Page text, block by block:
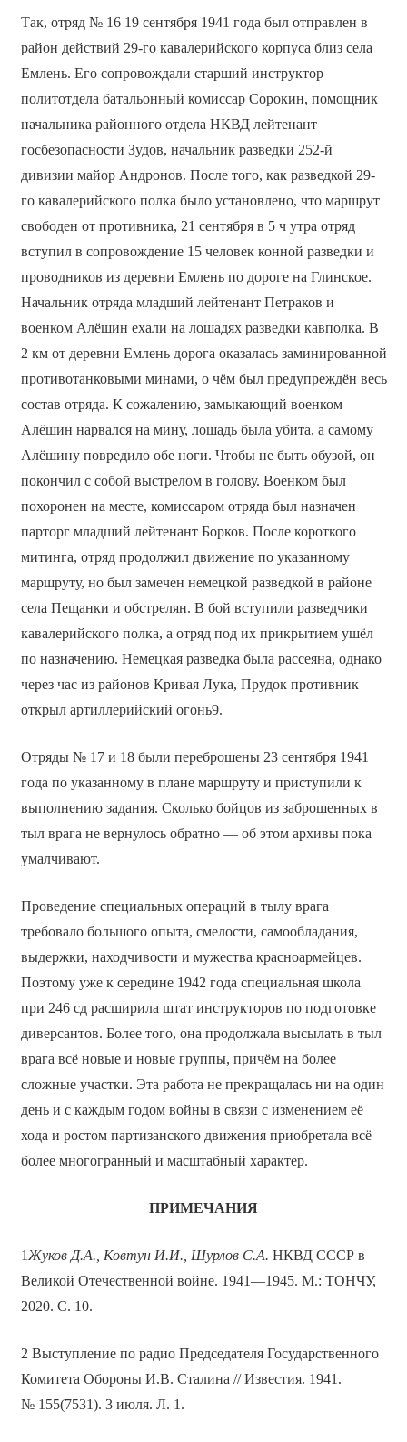
Так, отряд № 16 19 сентября 1941 года был отправлен в
район действий 29-го кавалерийского корпуса близ села
Емлень. Его сопровождали старший инструктор
политотдела батальонный комиссар Сорокин, помощник
начальника районного отдела НКВД лейтенант
госбезопасности Зудов, начальник разведки 252-й
дивизии майор Андронов. После того, как разведкой 29-
го кавалерийского полка было установлено, что маршрут
свободен от противника, 21 сентября в 5 ч утра отряд
вступил в сопровождение 15 человек конной разведки и
проводников из деревни Емлень по дороге на Глинское.
Начальник отряда младший лейтенант Петраков и
военком Алёшин ехали на лошадях разведки кавполка. В
2 км от деревни Емлень дорога оказалась заминированной
противотанковыми минами, о чём был предупреждён весь
состав отряда. К сожалению, замыкающий военком
Алёшин нарвался на мину, лошадь была убита, а самому
Алёшину повредило обе ноги. Чтобы не быть обузой, он
покончил с собой выстрелом в голову. Военком был
похоронен на месте, комиссаром отряда был назначен
парторг младший лейтенант Борков. После короткого
митинга, отряд продолжил движение по указанному
маршруту, но был замечен немецкой разведкой в районе
села Пещанки и обстрелян. В бой вступили разведчики
кавалерийского полка, а отряд под их прикрытием ушёл
по назначению. Немецкая разведка была рассеяна, однако
через час из районов Кривая Лука, Прудок противник
открыл артиллерийский огонь9.
Отряды № 17 и 18 были переброшены 23 сентября 1941
года по указанному в плане маршруту и приступили к
выполнению задания. Сколько бойцов из заброшенных в
тыл врага не вернулось обратно — об этом архивы пока
умалчивают.
Проведение специальных операций в тылу врага
требовало большого опыта, смелости, самообладания,
выдержки, находчивости и мужества красноармейцев.
Поэтому уже к середине 1942 года специальная школа
при 246 сд расширила штат инструкторов по подготовке
диверсантов. Более того, она продолжала высылать в тыл
врага всё новые и новые группы, причём на более
сложные участки. Эта работа не прекращалась ни на один
день и с каждым годом войны в связи с изменением её
хода и ростом партизанского движения приобретала всё
более многогранный и масштабный характер.
ПРИМЕЧАНИЯ
1 Жуков Д.А., Ковтун И.И., Шурлов С.А. НКВД СССР в
Великой Отечественной войне. 1941—1945. М.: ТОНЧУ,
2020. С. 10.
2 Выступление по радио Председателя Государственного
Комитета Обороны И.В. Сталина // Известия. 1941.
№ 155(7531). 3 июля. Л. 1.